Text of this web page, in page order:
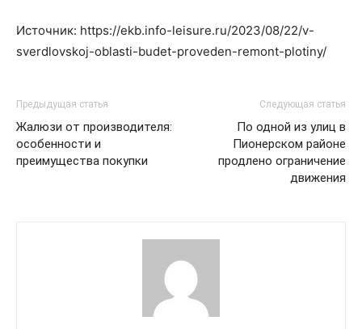
Источник: https://ekb.info-leisure.ru/2023/08/22/v-
sverdlovskoj-oblasti-budet-proveden-remont-plotiny/
Предыдущая статья
Жалюзи от производителя:
особенности и
преимущества покупки
Следующая статья
По одной из улиц в
Пионерском районе
продлено ограничение
движения